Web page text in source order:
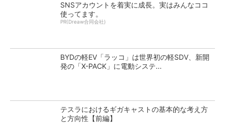
SNSアカウントを着実に成長。実はみんなココ
使ってます。
PR(Dreaw合同会社)
BYDの軽EV「ラッコ」は世界初の軽SDV、新開
発の「X-PACK」に電動システ...
テスラにおけるギガキャストの基本的な考え方
と方向性【前編】